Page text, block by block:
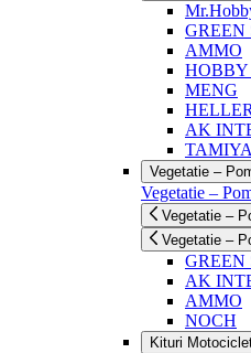
GREEN
AMMO
HOBBY
MENG
AK
Vegetatie –
Vegetatie –
Vegetatie –
Vegetatie –
GREEN
AK
AMMO
NOCH
Kituri